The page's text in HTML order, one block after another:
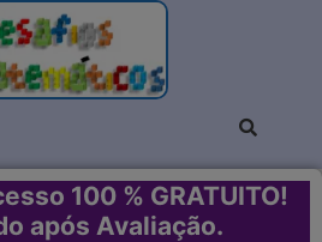
100 % GRATUITO!
após Avaliação.